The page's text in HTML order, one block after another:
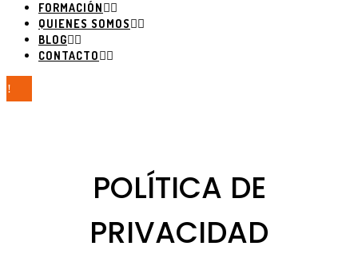
FORMACIÓN
QUIENES SOMOS
BLOG
CONTACTO
POLÍTICA DE
PRIVACIDAD